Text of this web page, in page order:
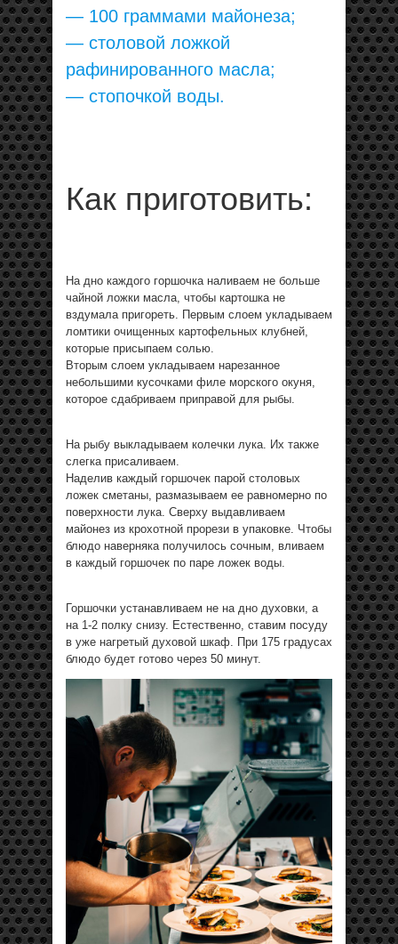
— 100 граммами майонеза;
— столовой ложкой
рафинированного масла;
— стопочкой воды.
Как приготовить:
На дно каждого горшочка наливаем не больше
чайной ложки масла, чтобы картошка не
вздумала пригореть. Первым слоем укладываем
ломтики очищенных картофельных клубней,
которые присыпаем солью.
Вторым слоем укладываем нарезанное
небольшими кусочками филе морского окуня,
которое сдабриваем приправой для рыбы.
На рыбу выкладываем колечки лука. Их также
слегка присаливаем.
Наделив каждый горшочек парой столовых
ложек сметаны, размазываем ее равномерно по
поверхности лука. Сверху выдавливаем
майонез из крохотной прорези в упаковке. Чтобы
блюдо наверняка получилось сочным, вливаем
в каждый горшочек по паре ложек воды.
Горшочки устанавливаем не на дно духовки, а
на 1-2 полку снизу. Естественно, ставим посуду
в уже нагретый духовой шкаф. При 175 градусах
блюдо будет готово через 50 минут.